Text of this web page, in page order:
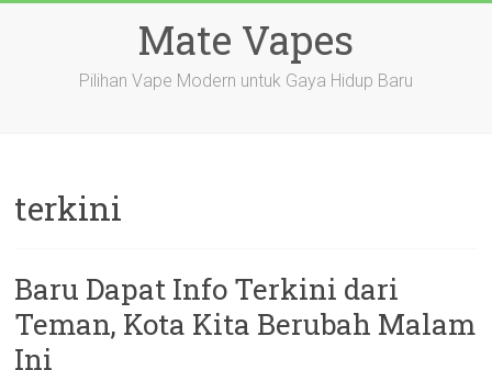
Mate Vapes
Pilihan Vape Modern untuk Gaya Hidup Baru
terkini
Baru Dapat Info Terkini dari
Teman, Kota Kita Berubah Malam
Ini